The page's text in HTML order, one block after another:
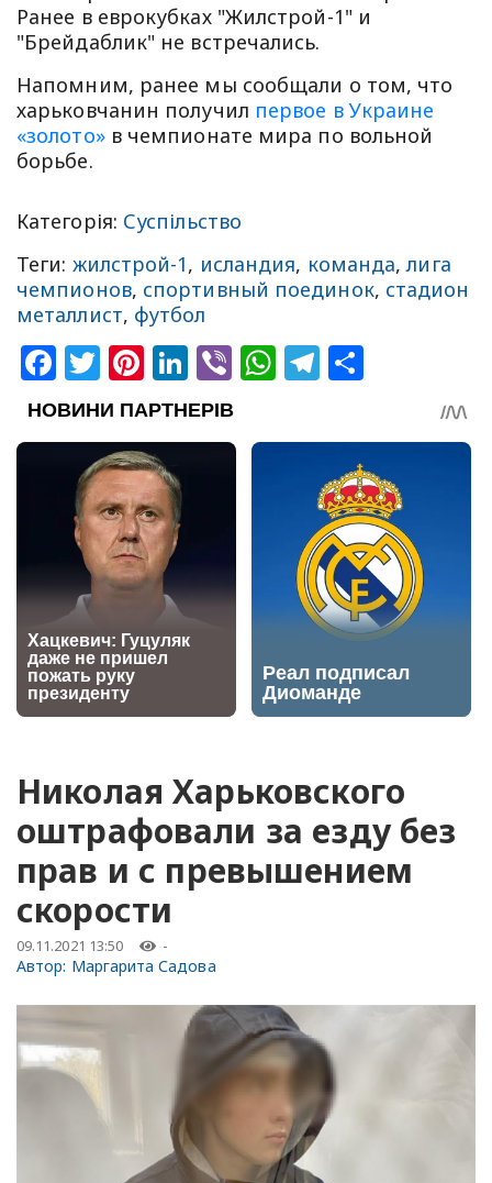
Ранее в еврокубках "Жилстрой-1" и
"Брейдаблик" не встречались.
Напомним, ранее мы сообщали о том, что
харьковчанин получил первое в Украине
«золото»в чемпионате мира по вольной
борьбе.
Категорія: Суспільство
Теги: жилстрой-1, исландия, команда,лига
чемпионов, спортивный поединок, стадион
металлист, футбол
Facebook
Twitter
Pinterest
LinkedIn
ViberWhatsApp
Telegram
Николая Харьковского
оштрафовали за езду без
прав и с превышением
скорости
09.11.2021 13:50 -
Автор: Маргарита Садова